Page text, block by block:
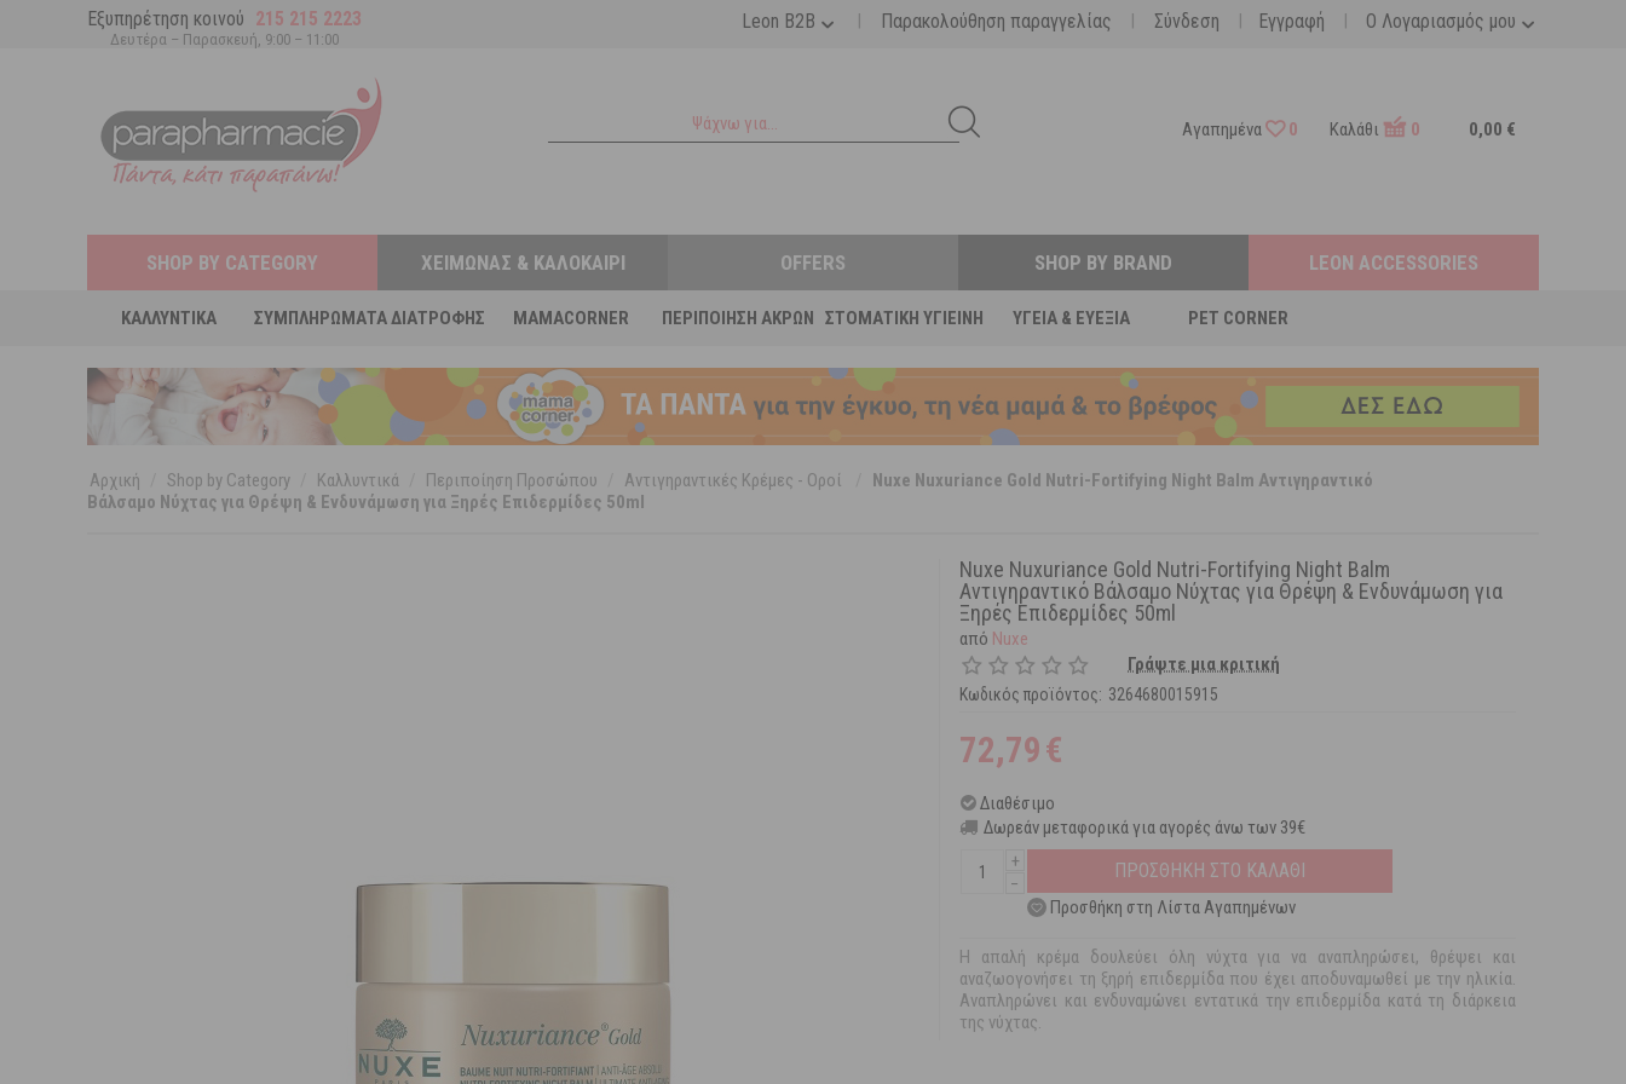
Εξυπηρέτηση κοινού 215 215 2223
Δευτέρα – Παρασκευή, 9:00 – 11:00
Ο Λογαριασμός μου
Leon B2B | Παρακολούθηση παραγγελίας | Σύνδεση | Εγγραφή |
Αγαπημένα 0 Καλάθι 0 0,00 €
SHOP BY CATEGORY
ΚΑΛΛΥΝΤΙΚΆ ΣΥΜΠΛΗΡΏΜΑΤΑ ΔΙΑΤΡΟΦΉΣ MAMACORNER ΠΕΡΙΠΟΊΗΣΗ ΆΚΡΩΝ ΣΤΟΜΑΤΙΚΉ ΥΓΙΕΙΝΉ ΥΓΕΊΑ & ΕΥΕΞΊΑ PET CORNER
ΧΕΙΜΏΝΑΣ & ΚΑΛΟΚΑΊΡΙ OFFERS SHOP BY BRAND LEON ACCESSORIES
Αρχική Shop by Category Καλλυντικά Περιποίηση Προσώπου Αντιγηραντικές Κρέμες - Οροί
Nuxe Nuxuriance Gold Nutri-Fortifying Night Balm Αντιγηραντικό
Βάλσαμο Νύχτας για Θρέψη & Ενδυνάμωση για Ξηρές Επιδερμίδες 50ml
Nuxe Nuxuriance Gold Nutri-Fortifying Night Balm
Αντιγηραντικό Βάλσαμο Νύχτας για Θρέψη & Ενδυνάμωση για
Ξηρές Επιδερμίδες 50ml
από Nuxe
Γράψτε μια κριτική
Κωδικός προϊόντος: 3264680015915
72,79€
Διαθέσιμο
Δωρεάν μεταφορικά για αγορές άνω των 39€
+
−
ΠΡΟΣΘΗΚΗ ΣΤΟ ΚΑΛΑΘΙ
Προσθήκη στη Λίστα Αγαπημένων
Η απαλή κρέμα δουλεύει όλη νύχτα για να αναπληρώσει, θρέψει και
αναζωογονήσει τη ξηρή επιδερμίδα που έχει αποδυναμωθεί με την ηλικία.
Αναπληρώνει και ενδυναμώνει εντατικά την επιδερμίδα κατά τη διάρκεια
της νύχτας.